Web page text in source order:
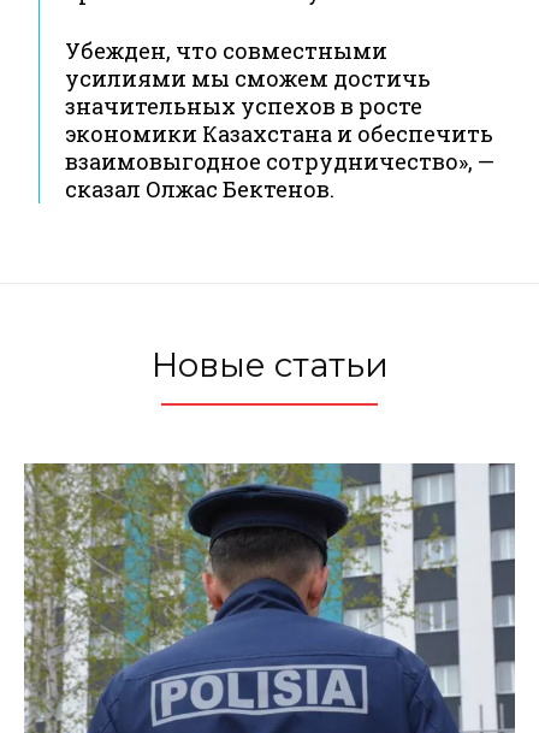
Убежден, что совместными
усилиями мы сможем достичь
значительных успехов в росте
экономики Казахстана и обеспечить
взаимовыгодное сотрудничество», —
сказал Олжас Бектенов.
Новые статьи